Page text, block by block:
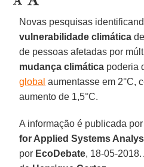
Novas pesquisas
vulnerabilidade climática
de pessoas afetadas por
mudança climática poderia
global aumentasse em 2°C,
aumento de 1,5°C.
A informação é publicada por
for Applied Systems
por EcoDebate, 18-05-